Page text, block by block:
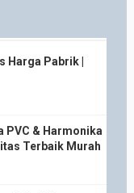
Harga Pabrik |
PVC & Harmonika
Terbaik Murah